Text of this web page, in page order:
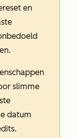
en
slimme
datum